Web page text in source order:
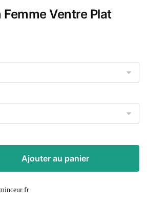
Ventre Plat
Ajouter au panier